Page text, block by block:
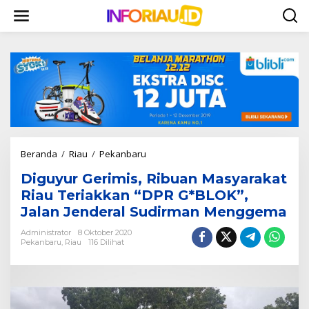
w
Beranda / Riau / Pekanbaru
g
u
y
u
m
i
Diguyur Gerimis, Ribuan Masyarakat
Riau Teriakkan “DPR G*BLOK”,
Jalan Jenderal Sudirman Menggema
Administrator
8 Oktober 2020
Pekanbaru Riau 116 Dilihat